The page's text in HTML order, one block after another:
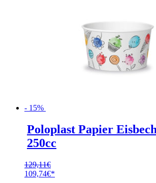
- 15%
Poloplast Papier
250cc
129,11€
Ursprünglicher
109,74€